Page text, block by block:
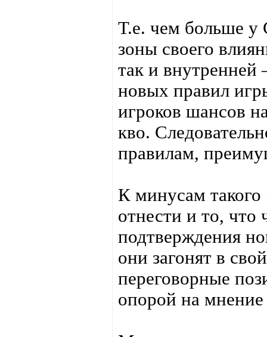
Т.е. чем больше
зоны своего
так и внутренней
новых правил
игроков шансов
кво.
правилам,
К минусам такого
отнести и то,
подтверждения
они загонят в
переговорные
опорой на